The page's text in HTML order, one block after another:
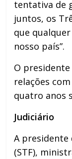
tentativa de
juntos, os
que
nosso país”.
O
relações
quatro anos
Judiciário
A presidente
(STF),